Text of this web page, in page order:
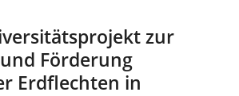
zur
Förderung
Erdflechten in